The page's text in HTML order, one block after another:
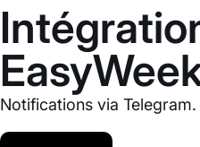
Notifications via Telegram.